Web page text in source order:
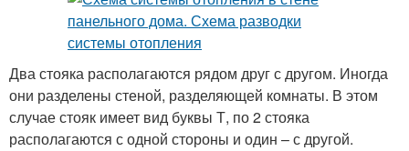
Два стояка располагаются рядом друг с другом. Иногда
они разделены стеной, разделяющей комнаты. В этом
случае стояк имеет вид буквы Т, по 2 стояка
располагаются с одной стороны и один – с другой.